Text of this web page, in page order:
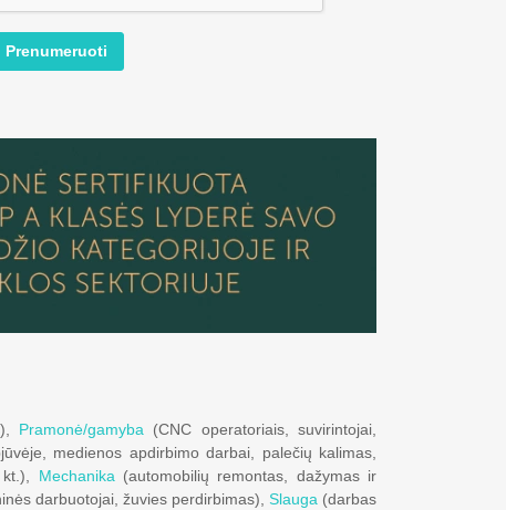
Prenumeruoti
Pramonė/gamyba (CNC operatoriais, suvirintojai,
medienos apdirbimo darbai, palečių kalimas,
Mechanika (automobilių remontas, dažymas ir
darbuotojai, žuvies perdirbimas), Slauga (darbas